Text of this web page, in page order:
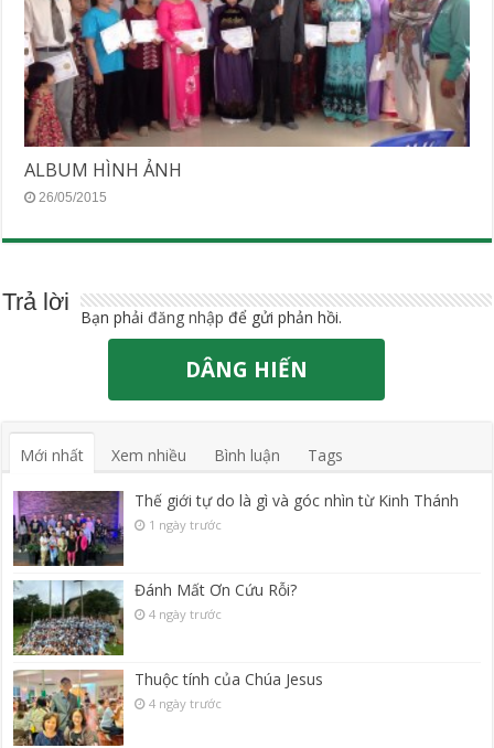
ALBUM HÌNH ẢNH
26/05/2015
Trả lời
Bạn phảiđăng nhập để gửi phản hồi.
DÂNG HIẾN
Mới nhất Xem nhiều Bình luận Tags
Thế giới tự do là gì và góc nhìn từ Kinh Thánh
1 ngày trước
Đánh Mất Ơn Cứu Rỗi?
4 ngày trước
Thuộc tính của Chúa Jesus
4 ngày trước